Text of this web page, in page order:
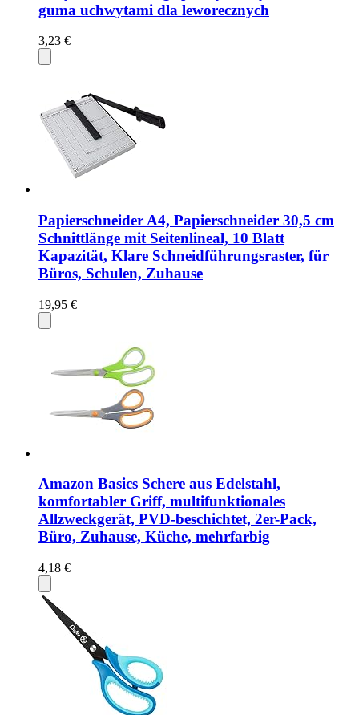
guma uchwytami dla leworecznych
3,23 €
Papierschneider A4, Papierschneider 30,5 cm
Schnittlänge mit Seitenlineal, 10 Blatt
Kapazität, Klare Schneidführungsraster, für
Büros, Schulen, Zuhause
19,95 €
Amazon Basics Schere aus Edelstahl,
komfortabler Griff, multifunktionales
Allzweckgerät, PVD-beschichtet, 2er-Pack,
Büro, Zuhause, Küche, mehrfarbig
4,18 €